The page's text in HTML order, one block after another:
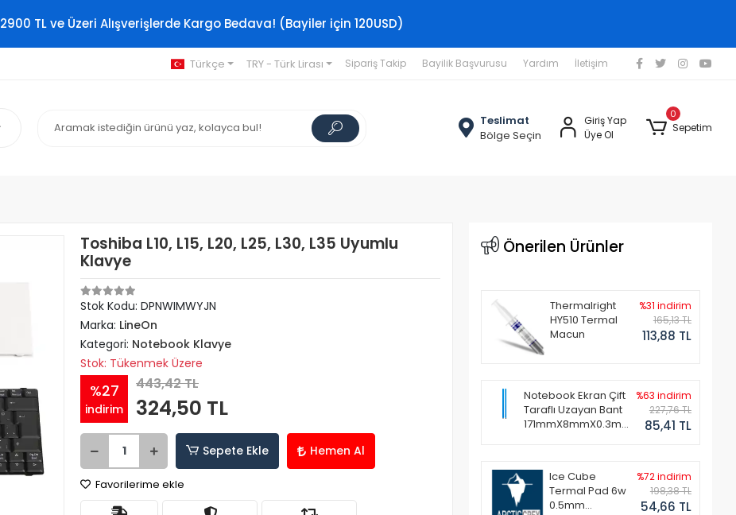
2900 TL ve Üzeri Alışverişlerde Kargo Bedava! (Bayiler için 120USD)
Türkçe TRY - Türk Lirası Sipariş Takip Bayilik Başvurusu Yardım İletişim
Teslimat
Bölge Seçin
Giriş Yap
Üye Ol
0
Sepetim
Toshiba L10, L15, L20, L25, L30, L35 Uyumlu
Klavye
Stok Kodu: DPNWIMWYJN
Marka: LineOn
Kategori: Notebook Klavye
Stok: Tükenmek Üzere
%27
indirim
443,42 TL
324,50 TL
Sepete Ekle Hemen Al
Favorilerime ekle
Önerilen Ürünler
Thermalright
HY510 Termal
Macun
%31 indirim
165,13 TL
113,88 TL
Notebook Ekran Çift
Taraflı Uzayan Bant
171mmX8mmX0.3mm
%63 indirim
227,76 TL
85,41 TL
Ice Cube
Termal Pad 6w
0.5mm
%72 indirim
198,38 TL
54,66 TL